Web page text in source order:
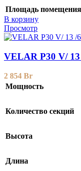
Площадь помещения
В корзину
Просмотр
VELAR P30 V/
2 854 Br
Мощность
Количество секций
Высота
Длина